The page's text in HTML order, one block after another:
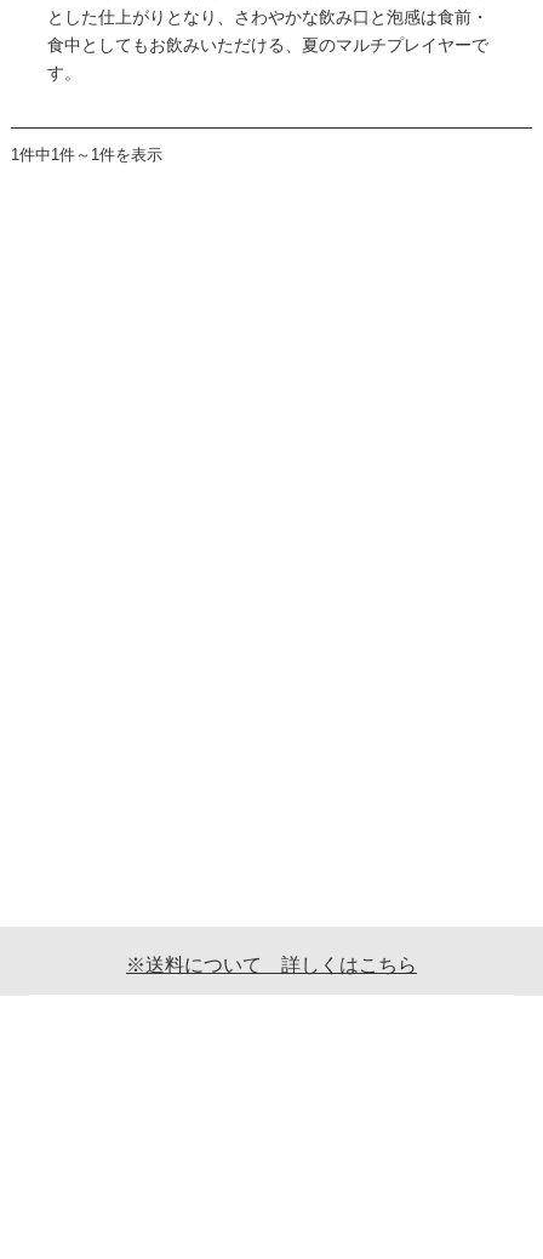
とした仕上がりとなり、さわやかな飲み口と泡感は食前・
食中としてもお飲みいただける、夏のマルチプレイヤーで
す。
1件中1件～1件を表示
※送料について 詳しくはこちら